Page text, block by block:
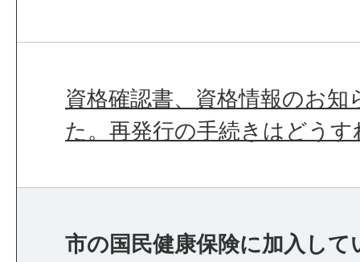
資格確認書、資格情報のお
た。再発行の手続きはどう
市の国民健康保険に加入し